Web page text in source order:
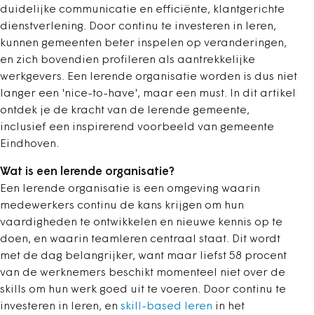
duidelijke communicatie en efficiënte, klantgerichte
dienstverlening. Door continu te investeren in leren,
kunnen gemeenten beter inspelen op veranderingen,
en zich bovendien profileren als aantrekkelijke
werkgevers. Een lerende organisatie worden is dus niet
langer een 'nice-to-have', maar een must. In dit artikel
ontdek je de kracht van de lerende gemeente,
inclusief een inspirerend voorbeeld van gemeente
Eindhoven.
Wat is een lerende organisatie?
Een lerende organisatie is een omgeving waarin
medewerkers continu de kans krijgen om hun
vaardigheden te ontwikkelen en nieuwe kennis op te
doen, en waarin teamleren centraal staat. Dit wordt
met de dag belangrijker, want maar liefst 58 procent
van de werknemers beschikt momenteel niet over de
skills om hun werk goed uit te voeren. Door continu te
investeren in leren, en skill-based leren in het